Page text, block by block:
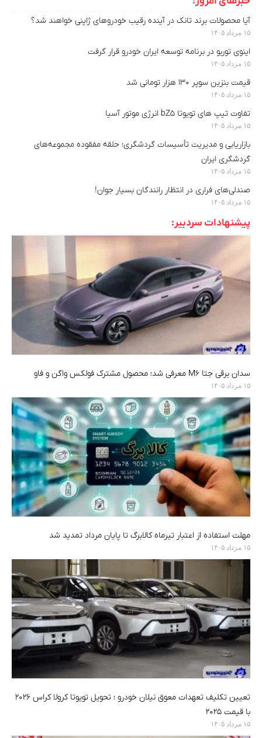
آیا محصولات برند تانک در آینده رقیب خودروهای ژاپنی خواهند شد؟
۱۵ مرداد ۱۴۰۵
اینوی توربو در برنامه توسعه ایران خودرو قرار گرفت
۱۵ مرداد ۱۴۰۵
قیمت بنزین سوپر ۱۳۰ هزار تومانی شد
۱۵ مرداد ۱۴۰۵
تفاوت تیپ های تویوتا bZ5 انرژی موتور آسیا
۱۵ مرداد ۱۴۰۵
بازاریابی و مدیریت تأسیسات گردشگری؛ حلقه مفقوده مجموعه‌های
گردشگری ایران
۱۵ مرداد ۱۴۰۵
صندلی‌های فراری در انتظار رانندگان بسیار جوان!
۱۵ مرداد ۱۴۰۵
پیشنهادات سردبیر:
سدان برقی جتا M6 معرفی شد؛ محصول مشترک فولکس واگن و فاو
۱۵ مرداد ۱۴۰۵
مهلت استفاده از اعتبار تیرماه کالابرگ تا پایان مرداد تمدید شد
۱۵ مرداد ۱۴۰۵
تعیین تکلیف تعهدات معوق نیلان خودرو ؛ تحویل تویوتا کرولا کراس ۲۰۲۶
با قیمت ۲۰۲۵
۱۵ مرداد ۱۴۰۵